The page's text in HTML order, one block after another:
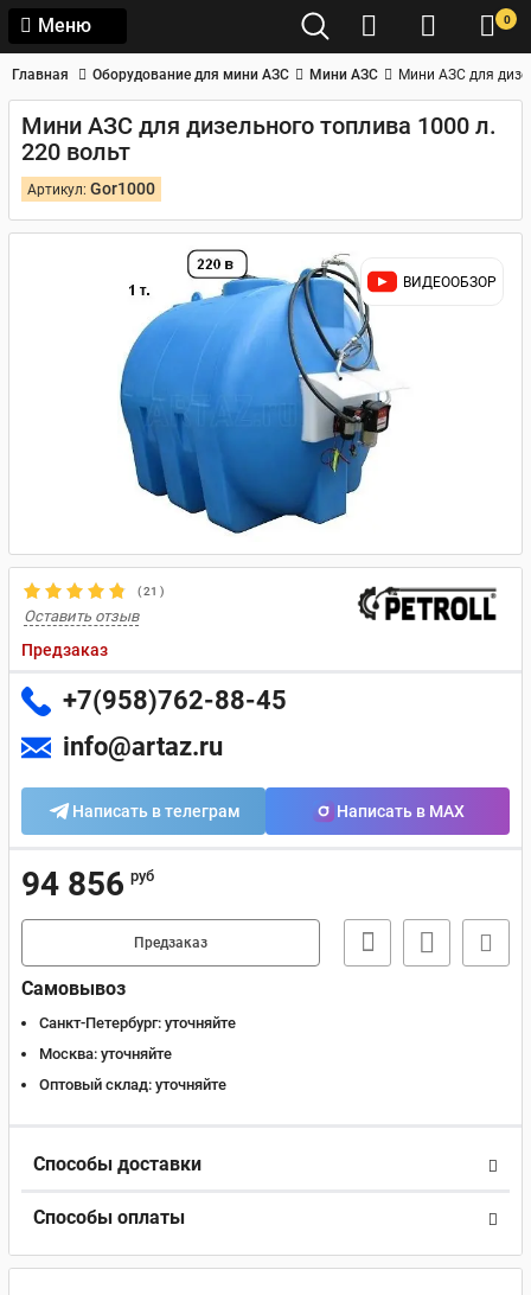
Меню 0
Главная Оборудование для мини АЗС Мини АЗС Мини АЗС для
Мини АЗС для дизельного топлива 1000 л.
220 вольт
Артикул: Gor1000
ВИДЕООБЗОР
(21 )
Оставить отзыв
Предзаказ
+7(958)762-88-45
info@artaz.ru
Написать в телеграм Написать в MAX
94 856 руб
Предзаказ
Самовывоз
Санкт-Петербург: уточняйте
Москва: уточняйте
Оптовый склад: уточняйте
Способы доставки
Способы оплаты